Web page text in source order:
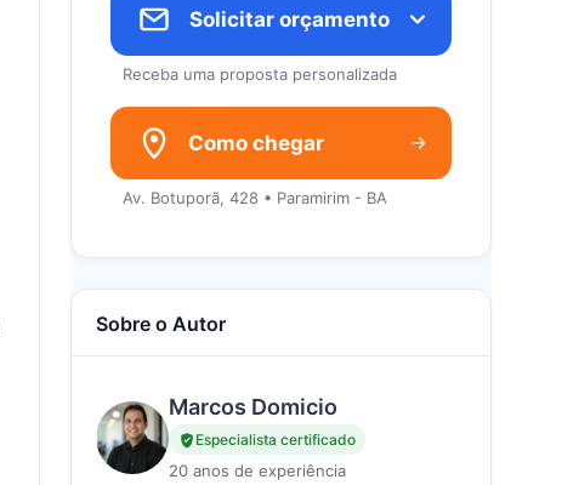
Solicitar orçamento
Receba uma proposta personalizada
Como chegar →
Av. Botuporã, 428 • Paramirim - BA
Sobre o Autor
Marcos Domicio
Especialista certificado
20 anos de experiência